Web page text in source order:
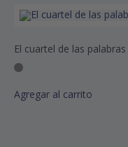
El cuartel de las palabras
Agregar al carrito